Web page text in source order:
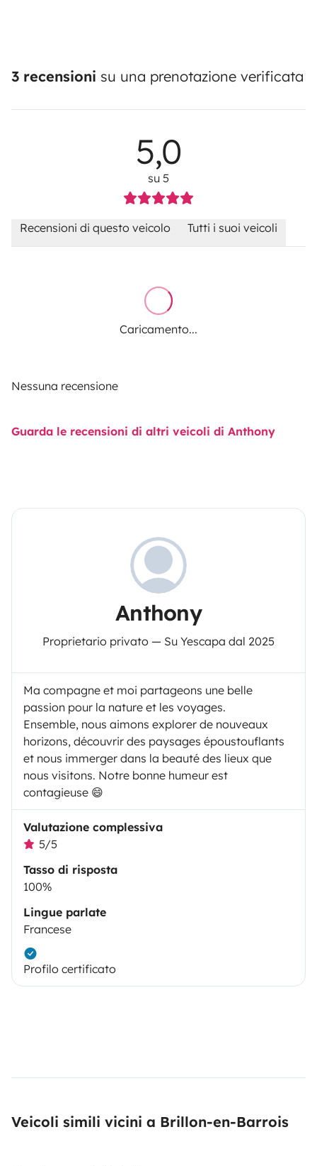
3 recensioni su una prenotazione verificata
5,0
su 5
Recensioni di questo veicolo Tutti i suoi veicoli
Caricamento...
Nessuna recensione
Guarda le recensioni di altri veicoli di Anthony
Anthony
Proprietario privato — Su Yescapa dal 2025
Ma compagne et moi partageons une belle
passion pour la nature et les voyages.
Ensemble, nous aimons explorer de nouveaux
horizons, découvrir des paysages époustouflants
et nous immerger dans la beauté des lieux que
nous visitons. Notre bonne humeur est
contagieuse 😄
Valutazione complessiva
5/5
Tasso di risposta
100%
Lingue parlate
Francese
Profilo certificato
Veicoli simili vicini a Brillon-en-Barrois